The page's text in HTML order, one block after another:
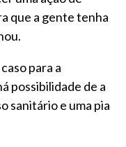
que a gente tenha
para a
possibilidade de a
sanitário e uma pia